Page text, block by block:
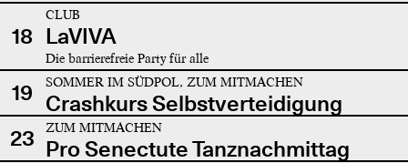
18
CLUB
LaVIVA
Die barrierefreie Party für alle
19 SOMMER IM SÜDPOL, ZUM MITMACHEN
Crashkurs Selbstverteidigung
23
ZUM MITMACHEN
Pro Senectute Tanznachmittag